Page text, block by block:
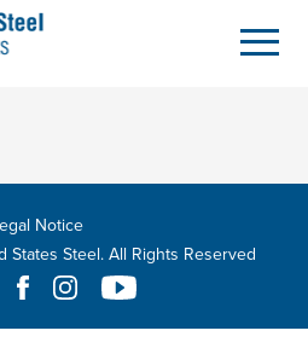
Notice
Steel. All Rights Reserved
Linked InFacebookInstagramYouTube